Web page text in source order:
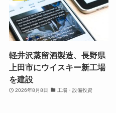
軽井沢蒸留酒製造、長野県
上田市にウイスキー新工場
を建設
2026年8月8日 工場・設備投資